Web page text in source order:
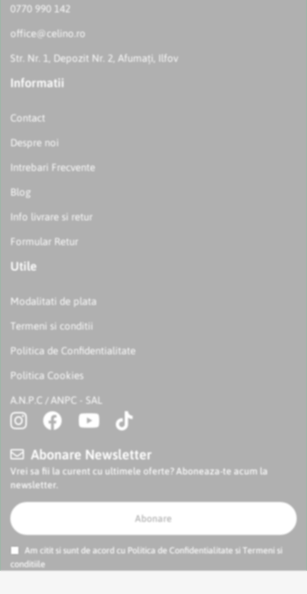
0770 990 142
office@celino.ro
Str. Nr. 1, Depozit Nr. 2, Afumați, Ilfov
Informatii
Contact
Despre noi
Intrebari Frecvente
Blog
Info livrare si retur
Formular Retur
Utile
Modalitati de plata
Termeni si conditii
Politica de Confidentialitate
Politica Cookies
A.N.P.C / ANPC - SAL
Abonare Newsletter
Vrei sa fii la curent cu ultimele oferte? Aboneaza-te acum la
newsletter.
Abonare
Am citit si sunt de acord cu Politica de Confidentialitate si
Termeni si
conditiile